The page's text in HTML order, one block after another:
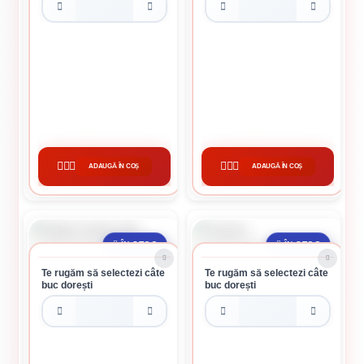
CUMPĂRĂ
ADAUGĂ ÎN COȘ CUMPĂRĂ
ADAUGĂ ÎN COȘ
ÎN STOC
Te rugăm să selectezi câte
buc dorești
ÎN STOC
Te rugăm să selectezi câte
buc dorești